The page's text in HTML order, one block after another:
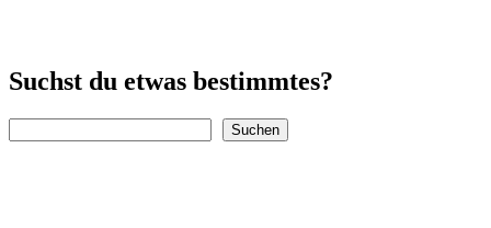
Suchst du etwas bestimmtes?
Suchen